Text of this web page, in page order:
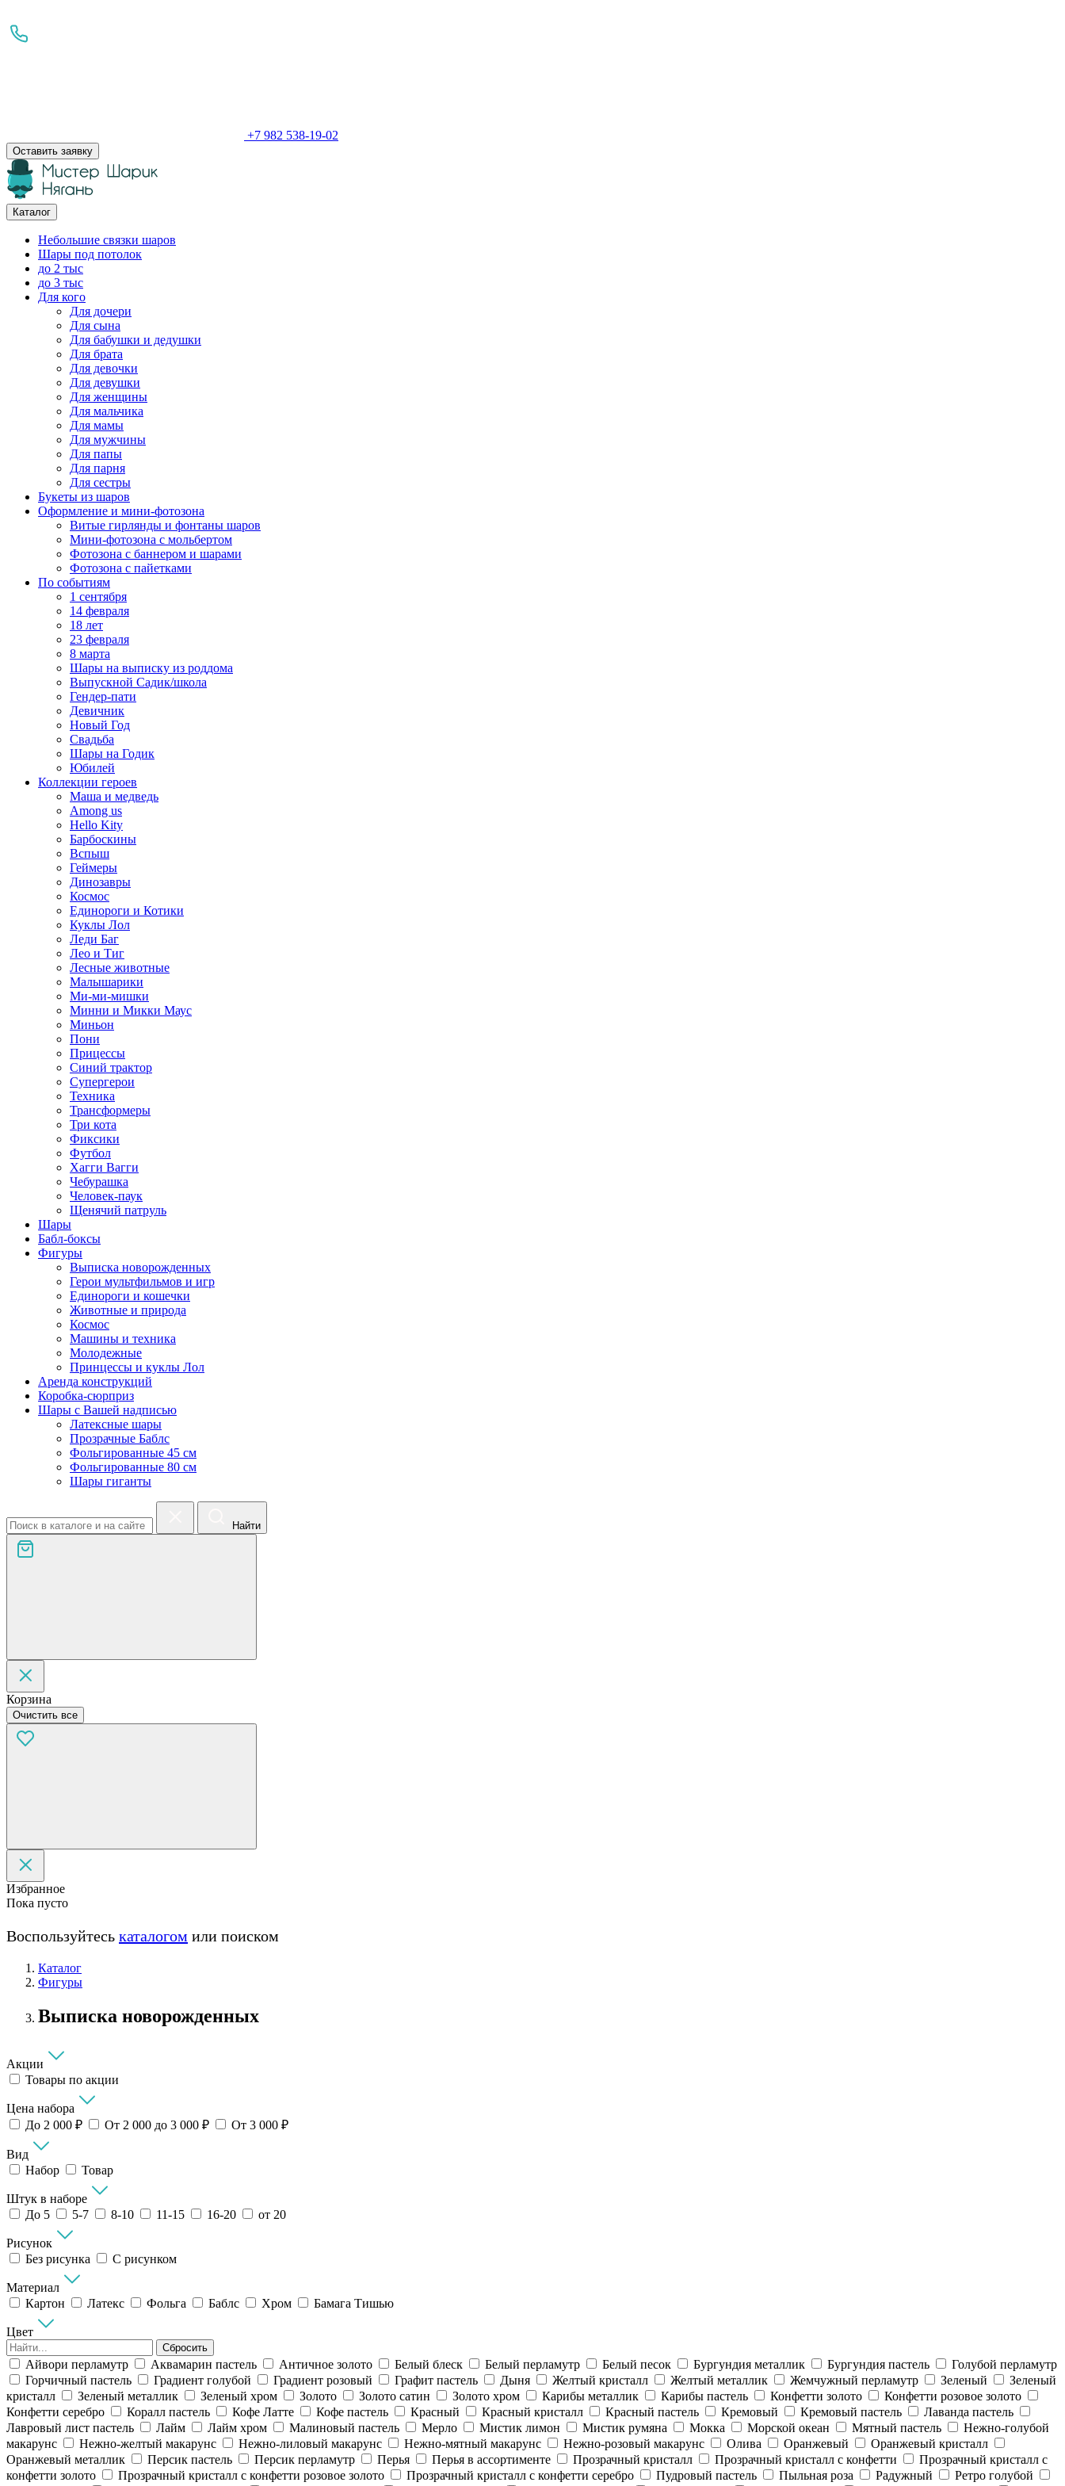
+7 982 538-19-02
Оставить заявку
Каталог
Небольшие связки шаров
Шары под потолок
до 2 тыс
до 3 тыс
Для кого
Для дочери
Для сына
Для бабушки и дедушки
Для брата
Для девочки
Для девушки
Для женщины
Для мальчика
Для мамы
Для мужчины
Для папы
Для парня
Для сестры
Букеты из шаров
Оформление и мини‑фотозона
Витые гирлянды и фонтаны шаров
Мини-фотозона с мольбертом
Фотозона с баннером и шарами
Фотозона с пайетками
По событиям
1 сентября
14 февраля
18 лет
23 февраля
8 марта
Шары на выписку из роддома
Выпускной Садик/школа
Гендер-пати
Девичник
Новый Год
Свадьба
Шары на Годик
Юбилей
Коллекции героев
Маша и медведь
Among us
Hello Kity
Барбоскины
Вспыш
Геймеры
Динозавры
Космос
Единороги и Котики
Куклы Лол
Леди Баг
Лео и Тиг
Лесные животные
Малышарики
Ми-ми-мишки
Минни и Микки Маус
Миньон
Пони
Прицессы
Синий трактор
Супергерои
Техника
Трансформеры
Три кота
Фиксики
Футбол
Хагги Вагги
Чебурашка
Человек-паук
Щенячий патруль
Шары
Бабл-боксы
Фигуры
Выписка новорожденных
Герои мультфильмов и игр
Единороги и кошечки
Животные и природа
Космос
Машины и техника
Молодежные
Принцессы и куклы Лол
Аренда конструкций
Коробка-сюрприз
Шары с Вашей надписью
Латексные шары
Прозрачные Баблс
Фольгированные 45 см
Фольгированные 80 см
Шары гиганты
Найти
Корзина
Очистить все
Избранное
Пока пусто
Воспользуйтесь каталогом или поиском
Каталог
Фигуры
Выписка новорожденных
Акции
Товары по акции
Цена набора
До 2 000 ₽
От 2 000 до 3 000 ₽ От 3 000 ₽
Вид
Набор
Товар
Штук в наборе
До 5
5-7 8-10 11-15 16-20 от 20
Рисунок
Без рисунка
С рисунком
Материал
Картон
Латекс Фольга Баблс Хром Бамага Тишью
Цвет
Сбросить
Айвори перламутр Аквамарин пастель Античное золото Белый блеск Белый перламутр Белый песок Бургундия металлик Бургундия пастель
Голубой перламутр
Горчичный пастель
Градиент голубой Градиент розовый Графит пастель Дыня Желтый кристалл Желтый металлик Жемчужный перламутр Зеленый
Зеленый
кристалл
Зеленый металлик Зеленый хром Золото Золото сатин Золото хром Карибы металлик Карибы пастель Конфетти золото
Конфетти розовое золото
Конфетти серебро
Коралл пастель Кофе Латте Кофе пастель Красный Красный кристалл Красный пастель Кремовый Кремовый пастель
Лаванда пастель
Лавровый лист пастель
Лайм Лайм хром Малиновый пастель Мерло Мистик лимон Мистик румяна Мокка Морской океан Мятный пастель
Нежно-голубой
макарунс
Нежно-желтый макарунс Нежно-лиловый макарунс Нежно-мятный макарунс Нежно-розовый макарунс Олива Оранжевый
Оранжевый кристалл
Оранжевый металлик
Персик пастель Персик перламутр Перья Перья в ассортименте Прозрачный кристалл Прозрачный кристалл с конфетти
Прозрачный кристалл с
конфетти золото
Прозрачный кристалл с конфетти розовое золото Прозрачный кристалл с конфетти серебро Пудровый пастель Пыльная роза Радужный
Ретро голубой